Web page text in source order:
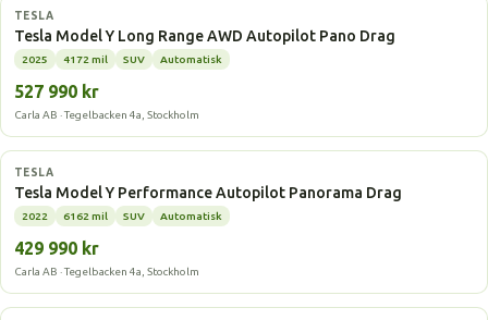
Elbil
TESLA
Tesla Model Y Long Range AWD Autopilot Pano Drag
2025 4172 mil SUV Automatisk
527 990 kr
Carla AB · Tegelbacken 4a, Stockholm
Elbil
TESLA
Tesla Model Y Performance Autopilot Panorama Drag
2022 6162 mil SUV Automatisk
429 990 kr
Carla AB · Tegelbacken 4a, Stockholm